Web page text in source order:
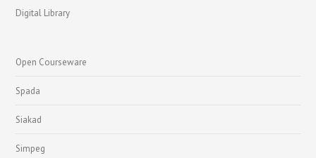
Digital Library
Open Courseware
Spada
Siakad
Simpeg